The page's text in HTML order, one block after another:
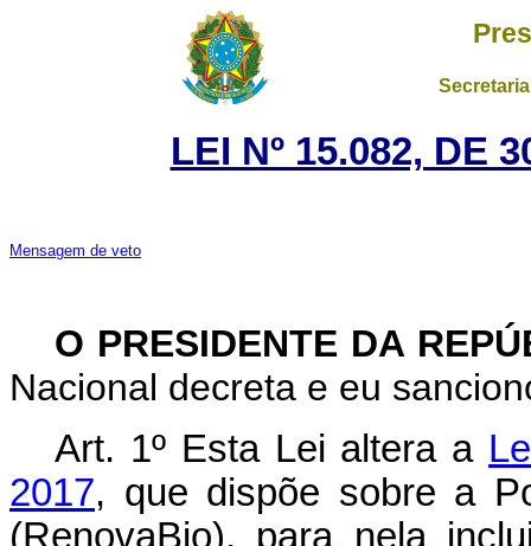
LEI Nº 15.082, DE
Mensagem de veto
O PRESIDENTE DA
Nacional decreta e eu
Art. 1º Esta Lei altera a
2017, que dispõe sobre a
(RenovaBio), para nela